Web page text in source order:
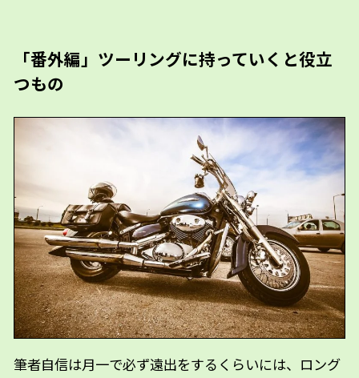
「番外編」ツーリングに持っていくと役立
つもの
筆者自信は月一で必ず遠出をするくらいには、ロング